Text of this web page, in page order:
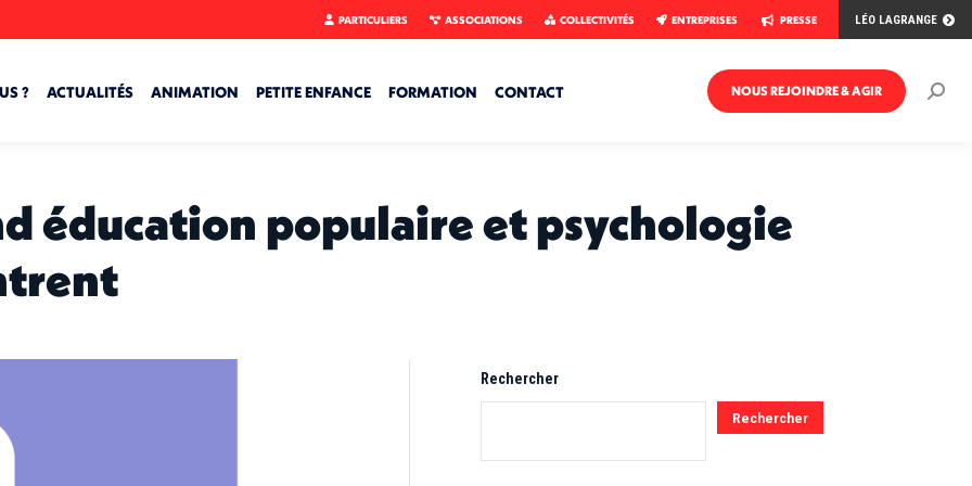
PARTICULIERS ASSOCIATIONS COLLECTIVITÉS ENTREPRISES PRESSE LÉO LAGRANGE
? ACTUALITÉS ANIMATION PETITE ENFANCE FORMATION CONTACT NOUS REJOINDRE & AGIR
éducation populaire et psychologie
Rechercher
Rechercher